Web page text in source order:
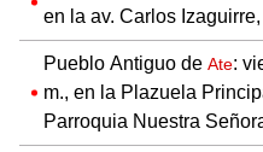
en la av. Carlos
Pueblo Antiguo de Ate:
m., en la Plazuela
Parroquia Nuestra